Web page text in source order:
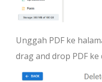
Unggah PDF ke
drag and drop PDF ke